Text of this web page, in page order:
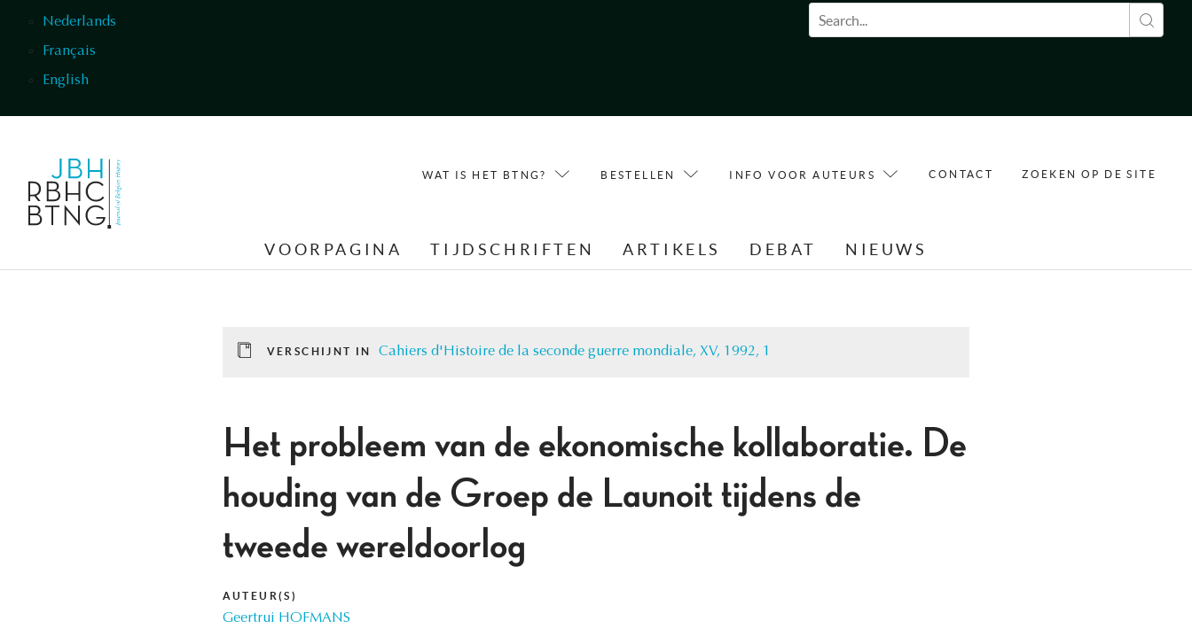
Nederlands
Français
English
Zoekveld
WAT IS HET BTNG? BESTELLEN INFO VOOR AUTEURS CONTACT ZOEKEN OP DE SITE
VOORPAGINA TIJDSCHRIFTEN ARTIKELS DEBAT NIEUWS
VERSCHIJNT IN Cahiers d'Histoire de la seconde guerre mondiale, XV, 1992, 1
Het probleem van de ekonomische kollaboratie. De
houding van de Groep de Launoit tijdens de
tweede wereldoorlog
AUTEUR(S)
Geertrui HOFMANS